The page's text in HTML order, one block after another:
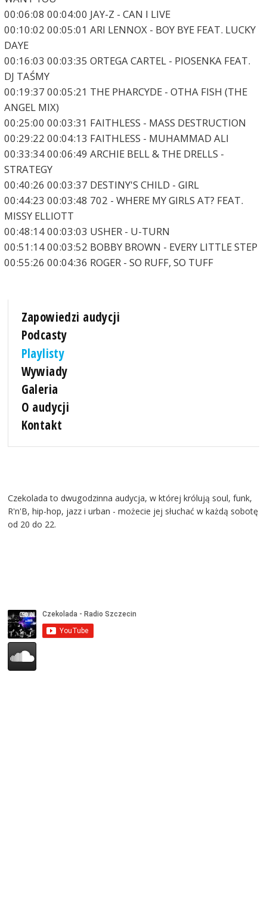
00:06:08 00:04:00 JAY-Z - CAN I LIVE
00:10:02 00:05:01 ARI LENNOX - BOY BYE FEAT. LUCKY
DAYE
00:16:03 00:03:35 ORTEGA CARTEL - PIOSENKA FEAT.
DJ TAŚMY
00:19:37 00:05:21 THE PHARCYDE - OTHA FISH (THE
ANGEL MIX)
00:25:00 00:03:31 FAITHLESS - MASS DESTRUCTION
00:29:22 00:04:13 FAITHLESS - MUHAMMAD ALI
00:33:34 00:06:49 ARCHIE BELL & THE DRELLS -
STRATEGY
00:40:26 00:03:37 DESTINY'S CHILD - GIRL
00:44:23 00:03:48 702 - WHERE MY GIRLS AT? FEAT.
MISSY ELLIOTT
00:48:14 00:03:03 USHER - U-TURN
00:51:14 00:03:52 BOBBY BROWN - EVERY LITTLE STEP
00:55:26 00:04:36 ROGER - SO RUFF, SO TUFF
Zapowiedzi audycji
Podcasty
Playlisty
Wywiady
Galeria
O audycji
Kontakt
Czekolada to dwugodzinna audycja, w której królują soul, funk,
R'n'B, hip-hop, jazz i urban - możecie jej słuchać w każdą sobotę
od 20 do 22.